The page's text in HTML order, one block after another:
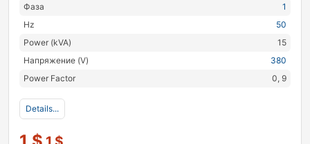
Фаза
1
Hz
50
Power (kVA)
15
Напряжение (V)
380
Power Factor
0, 9
Details...